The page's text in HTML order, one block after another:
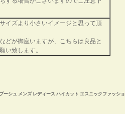
イズより小さいイメージと思って頂
どが御座いますが、こちらは良品と
い致します。
シュ メンズ レディース ハイカット エスニックファッショ